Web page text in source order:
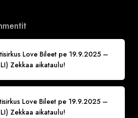
Love Bileet pe 19.9.2025 –
Zekkaa aikataulu!
Love Bileet pe 19.9.2025 –
Zekkaa aikataulu!